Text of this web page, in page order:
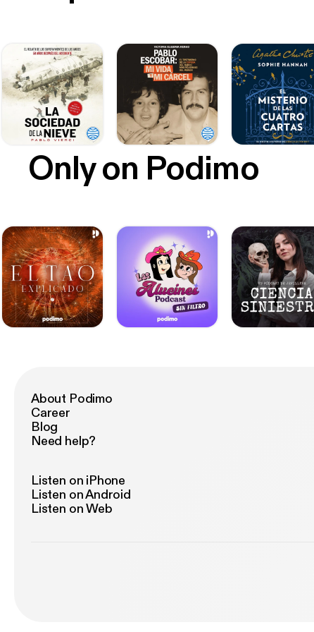
Only on Podimo
About Podimo
Career
Blog
Need help?
Listen on iPhone
Listen on Android
Listen on Web